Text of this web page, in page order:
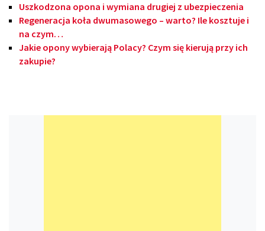
Uszkodzona opona i wymiana drugiej z ubezpieczenia
Regeneracja koła dwumasowego – warto? Ile kosztuje i
na czym…
Jakie opony wybierają Polacy? Czym się kierują przy ich
zakupie?